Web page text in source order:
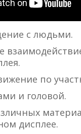
с людьми.
по
и головой.
дисплее.